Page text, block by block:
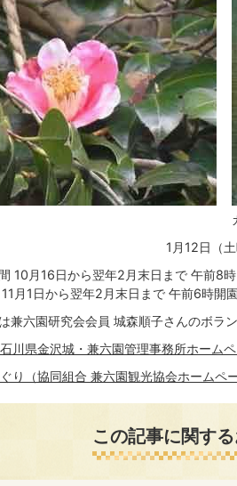
1月12日（
10月16日から翌年2月末日まで 午前8
月1日から翌年2月末日まで 午前6時開園
兼六園研究会会員 城森順子さんのボラ
川県金沢城・兼六園管理事務所ホームペ
り（協同組合 兼六園観光協会ホームペー
この記事に関す